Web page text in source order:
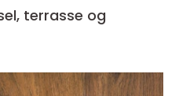
terrasse og